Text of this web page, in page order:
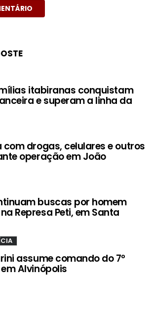
itabiranas conquistam
e superam a linha da
com drogas, celulares e outros
operação em João
buscas por homem
Represa Peti, em Santa
assume comando do 7º
Alvinópolis